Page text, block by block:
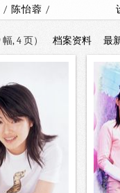
/ 陈怡蓉 /
幅, 4 页） 档案资料 最